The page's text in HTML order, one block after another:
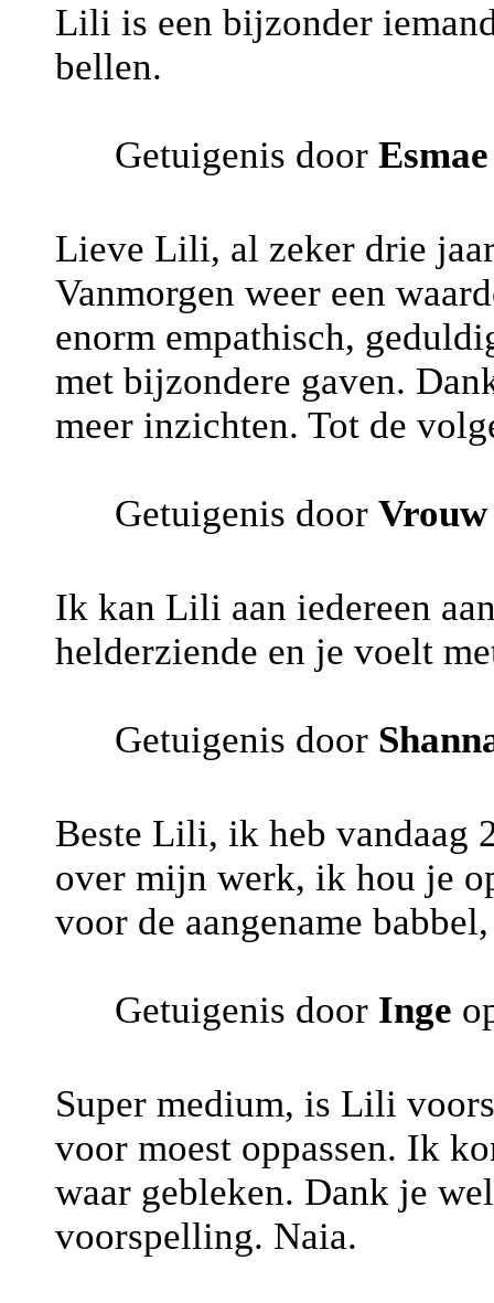
Lili is een bijzonder
bellen.
Getuigenis door Esmae
Lieve Lili, al zeker drie
Vanmorgen weer een
enorm empathisch,
met bijzondere gaven.
meer inzichten. Tot de
Getuigenis door Vrouw
Ik kan Lili aan iedereen
helderziende en je voelt
Getuigenis door
Beste Lili, ik heb vandaag
over mijn werk, ik hou je
voor de aangename
Getuigenis door Inge
Super medium, is Lili
voor moest oppassen. Ik
waar gebleken. Dank je
voorspelling. Naia.